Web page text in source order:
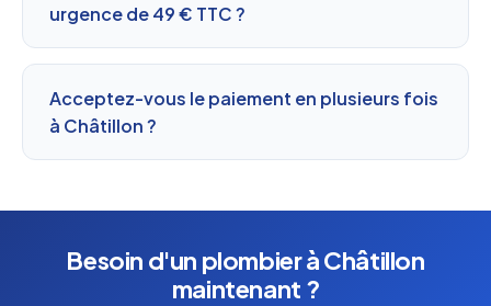
urgence de 49 € TTC ?
Acceptez-vous le paiement en plusieurs fois
à Châtillon ?
Besoin d'un plombier à Châtillon
maintenant ?